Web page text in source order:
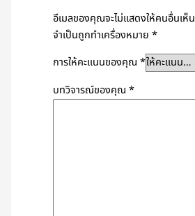
อีเมลของคุณจะไม่แสดงให้คนอื่นเห็น
จำเป็นถูกทำเครื่องหมาย*
การให้คะแนนของคุณ*
บทวิจารณ์ของคุณ*